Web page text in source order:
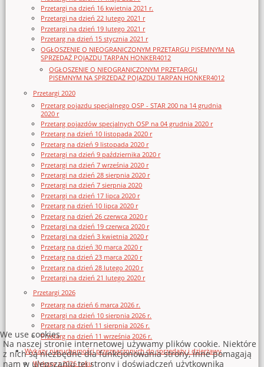
Przetargi na dzień 16 kwietnia 2021 r.
Przetargi na dzień 22 lutego 2021 r
Przetargi na dzień 19 lutego 2021 r
Przetarg na dzień 15 stycznia 2021 r
OGŁOSZENIE O NIEOGRANICZONYM PRZETARGU PISEMNYM NA
SPRZEDAŻ POJAZDU TARPAN HONKER4012
OGŁOSZENIE O NIEOGRANICZONYM PRZETARGU
PISEMNYM NA SPRZEDAŻ POJAZDU TARPAN HONKER4012
Przetargi 2020
Przetarg pojazdu specjalnego OSP - STAR 200 na 14 grudnia
2020 r
Przetarg pojazdów specjalnych OSP na 04 grudnia 2020 r
Przetarg na dzień 10 listopada 2020 r
Przetarg na dzień 9 listopada 2020 r
Przetargi na dzień 9 października 2020 r
Przetargi na dzień 7 września 2020 r
Przetargi na dzień 28 sierpnia 2020 r
Przetargi na dzień 7 sierpnia 2020
Przetargi na dzień 17 lipca 2020 r
Przetarg na dzień 10 lipca 2020 r
Przetarg na dzień 26 czerwca 2020 r
Przetargi na dzień 19 czerwca 2020 r
Przetargi na dzień 3 kwietnia 2020 r
Przetarg na dzień 30 marca 2020 r
Przetarg na dzień 23 marca 2020 r
Przetarg na dzień 28 lutego 2020 r
Przetargi na dzień 21 lutego 2020 r
Przetargi 2026
Przetarg na dzień 6 marca 2026 r.
Przetargi na dzień 10 sierpnia 2026 r.
Przetarg na dzień 11 sierpnia 2026 r.
Przetarg na dzień 11 września 2026 r.
Wykazy nieruchomości przeznaczonych do sprzedaży i dzierżawy
Wykazy z 2026 roku
We use cookies
Na naszej stronie internetowej używamy plików cookie. Niektóre
z nich są niezbędne dla funkcjonowania strony, inne pomagają
nam w ulepszaniu tej strony i doświadczeń użytkownika